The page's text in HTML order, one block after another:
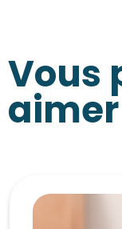
Vous
aimer